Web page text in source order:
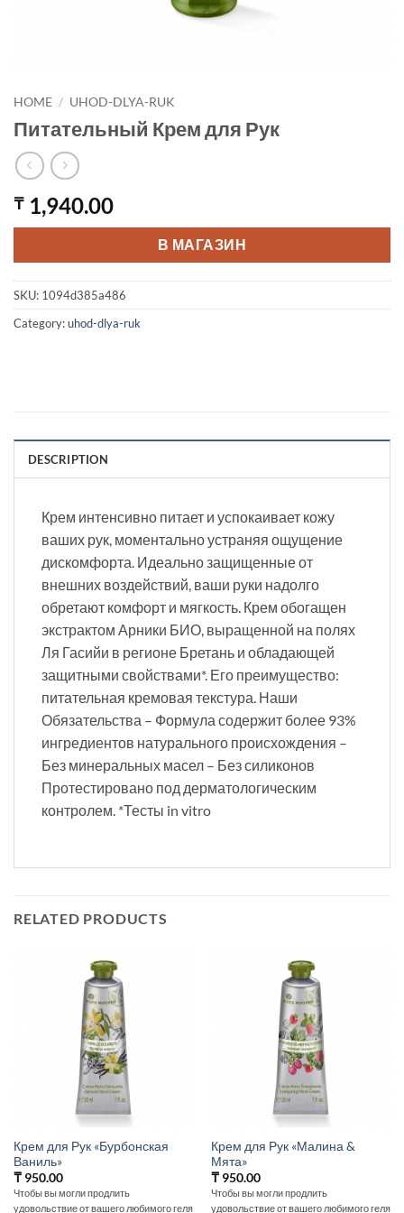
HOME / UHOD-DLYA-RUK
Питательный Крем для Рук
₸ 1,940.00
В МАГАЗИН
SKU: 1094d385a486
Category:uhod-dlya-ruk
DESCRIPTION
Крем интенсивно питает и успокаивает кожу
ваших рук, моментально устраняя ощущение
дискомфорта. Идеально защищенные от
внешних воздействий, ваши руки надолго
обретают комфорт и мягкость. Крем обогащен
экстрактом Арники БИО, выращенной на полях
Ля Гасийи в регионе Бретань и обладающей
защитными свойствами*. Его преимущество:
питательная кремовая текстура. Наши
Обязательства – Формула содержит более 93%
ингредиентов натурального происхождения –
Без минеральных масел – Без силиконов
Протестировано под дерматологическим
контролем. *Тесты in vitro
RELATED PRODUCTS
Крем для Рук «Бурбонская
Ваниль»
₸950.00
Чтобы вы могли продлить
удовольствие от вашего любимого геля
Крем для Рук «Малина &
Мята»
₸950.00
Чтобы вы могли продлить
удовольствие от вашего любимого геля